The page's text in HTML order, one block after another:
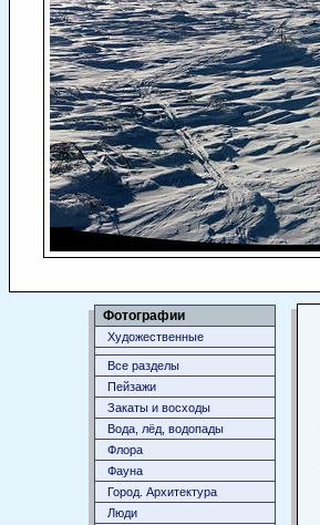
Фотографии
Художественные
Все разделы
Пейзажи
Закаты и восходы
Вода, лёд, водопады
Флора
Фауна
Город. Архитектура
Люди